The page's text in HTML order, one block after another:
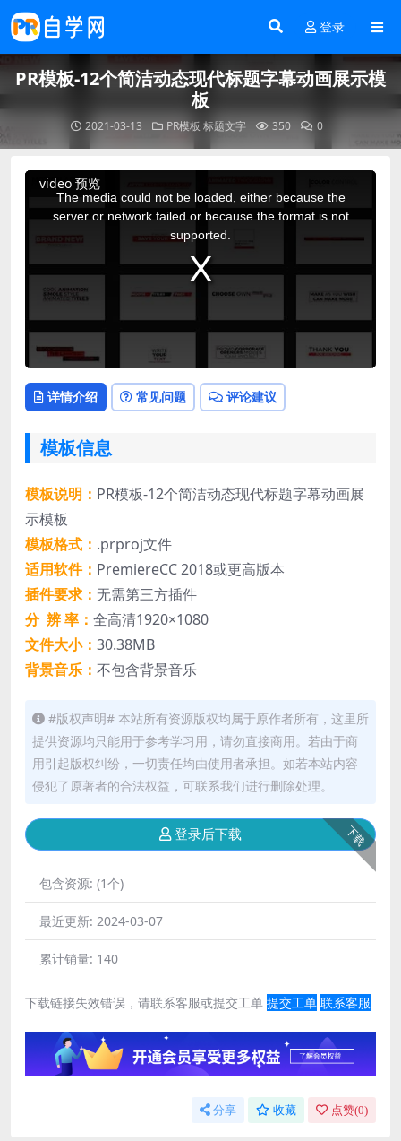
登录
PR模板-12个简洁动态现代标题字幕动画展示模
板
2021-03-13 PR模板 标题文字 350 0
video 预览
This
The media could not be loaded, either because the
server or network failed or because the format is not
supported.
详情介绍 常见问题 评论建议
模板信息
模板说明： PR模板-12个简洁动态现代标题字幕动画展
示模板
模板格式： .prproj文件
适用软件： PremiereCC 2018或更高版本
插件要求： 无需第三方插件
分 辨 率： 全高清1920×1080
文件大小： 30.38MB
背景音乐： 不包含背景音乐
#版权声明# 本站所有资源版权均属于原作者所有，这里所
提供资源均只能用于参考学习用，请勿直接商用。若由于商
用引起版权纠纷，一切责任均由使用者承担。如若本站内容
侵犯了原著者的合法权益，可联系我们进行删除处理。
下载
登录后下载
包含资源: (1个)
最近更新: 2024-03-07
累计销量: 140
下载链接失效错误，请联系客服或提交工单 提交工单 联系客服
分享 收藏 点赞(0)